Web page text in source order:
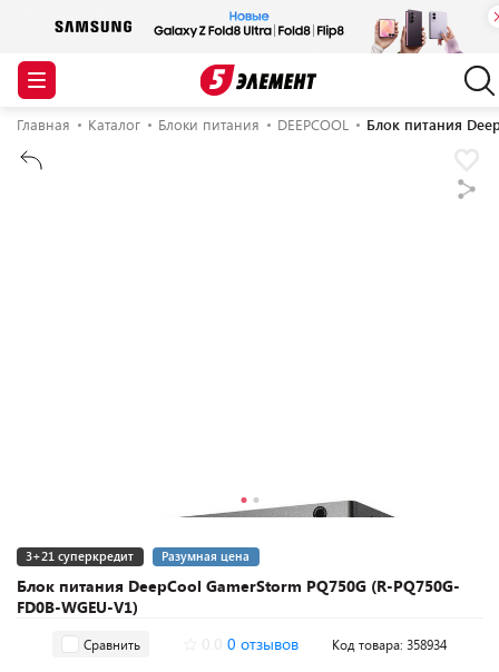
Главная Каталог Блоки питания DEEPCOOL Блок питания
Блок питания DeepCool GamerStorm PQ750G (R-PQ750G-
FD0B-WGEU-V1)
3+21 суперкредит Разумная цена
Сравнить 0 отзывов Код товара: 358934